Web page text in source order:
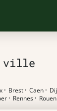
ville
· Brest · Caen ·
· Rennes · Rouen